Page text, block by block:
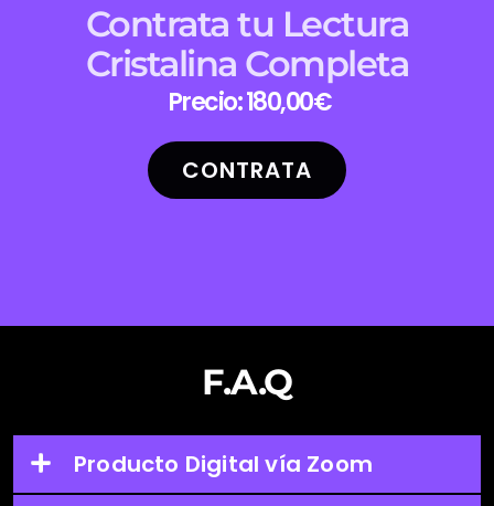
Contrata tu Lectura
Cristalina Completa
Precio: 180,00€
CONTRATA
F.A.Q
Producto Digital vía Zoom